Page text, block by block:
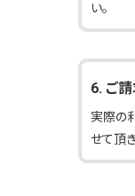
い。
6. ご
実際の
せて頂